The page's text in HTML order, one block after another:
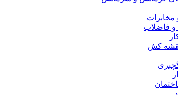
مخابرات
و فاضلاب
کش